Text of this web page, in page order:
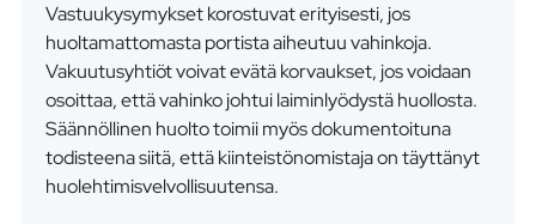
Vastuukysymykset korostuvat erityisesti, jos
huoltamattomasta portista aiheutuu vahinkoja.
Vakuutusyhtiöt voivat evätä korvaukset, jos voidaan
osoittaa, että vahinko johtui laiminlyödystä huollosta.
Säännöllinen huolto toimii myös dokumentoituna
todisteena siitä, että kiinteistönomistaja on täyttänyt
huolehtimisvelvollisuutensa.